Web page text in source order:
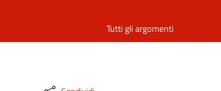
Tutti gli argomenti